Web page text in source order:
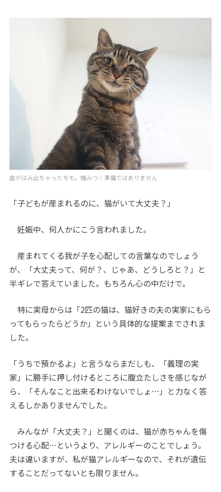
歯がはみ出ちゃったモモ。噛みつく準備ではありません
「子どもが産まれるのに、猫がいて大丈夫？」
妊娠中、何人かにこう言われました。
産まれてくる我が子を心配しての言葉なのでしょう
が、「大丈夫って、何が？、じゃあ、どうしろと？」と
半ギレで答えていました。もちろん心の中だけで。
特に実母からは「2匹の猫は、猫好きの夫の実家にもら
ってもらったらどうか」という具体的な提案までされま
した。
「うちで預かるよ」と言うならまだしも、「義理の実
家」に勝手に押し付けるところに腹立たしさを感じなが
ら、「そんなこと出来るわけないでしょ…」と力なく答
えるしかありませんでした。
みんなが「大丈夫？」と聞くのは、猫が赤ちゃんを傷
つける心配…というより、アレルギーのことでしょう。
夫は違いますが、私が猫アレルギーなので、それが遺伝
することだってないとも限りません。